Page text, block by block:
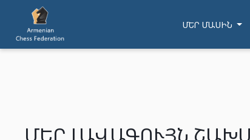
ՄԵՐ ՄԱՍԻՆ